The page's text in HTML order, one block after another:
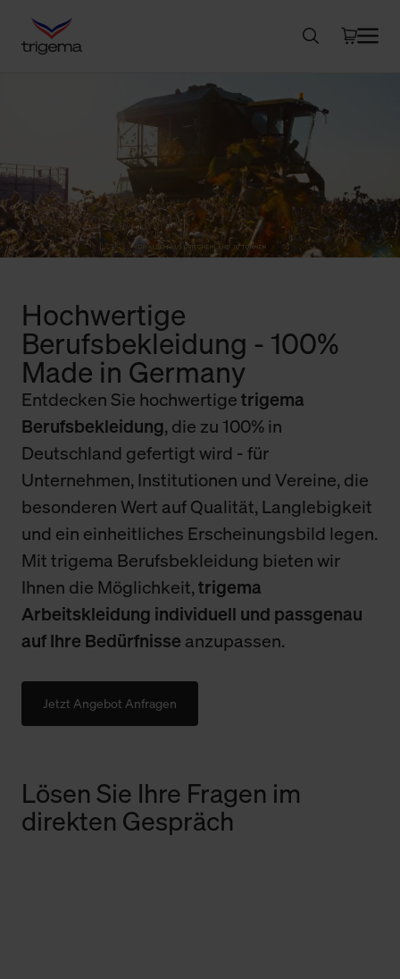
Hochwertige
Berufsbekleidung - 100%
Made in Germany
Entdecken Sie hochwertigetrigema
Berufsbekleidung, die zu 100% in
Deutschland gefertigt wird - für
Unternehmen, Institutionen und Vereine, die
besonderen Wert auf Qualität, Langlebigkeit
und ein einheitliches Erscheinungsbild legen.
Mit trigema Berufsbekleidung bieten wir
Ihnen die Möglichkeit,trigema
Arbeitskleidung individuell und passgenau
auf Ihre Bedürfnisse anzupassen.
Jetzt Angebot Anfragen
Lösen Sie Ihre Fragen im
direkten Gespräch